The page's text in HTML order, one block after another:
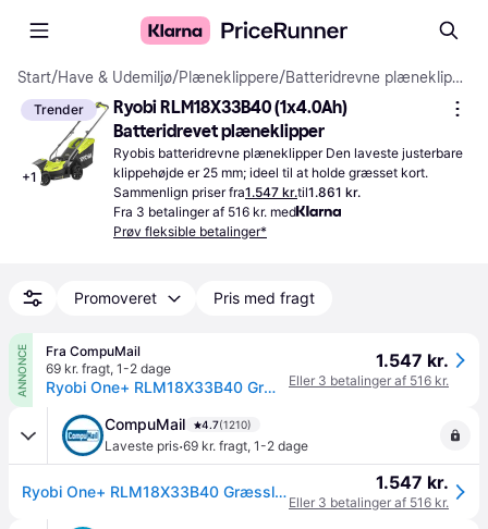
Start/Have & Udemiljø/Plæneklippere/ Batteridrevne plæneklippere
Trender
+1
Ryobi RLM18X33B40 (1x4.0Ah)
Batteridrevet plæneklipper
Ryobis batteridrevne plæneklipper Den laveste justerbare
klippehøjde er 25 mm; ideel til at holde græsset kort.
Sammenlign priser fra1.547 kr.til1.861 kr.
Fra 3 betalinger af 516 kr. med
Prøv fleksible betalinger*
Promoveret Pris med fragt
ANNONCE
Fra CompuMail
69 kr. fragt, 1-2 dage
Ryobi One+ RLM18X33B40 Græsslåmaskine Elektrisk 33 cm Skærebredde --> På lager, levering hos dig 10-08-2026
1.547 kr.
Eller 3 betalinger af 516 kr.
CompuMail 4.7(1210)
Laveste pris·69 kr. fragt, 1-2 dage
Ryobi One+ RLM18X33B40 Græsslåmaskine Elektrisk 33 cm Skærebredde --> På lager, levering hos dig 10-08-2026 1.547 kr.
Eller 3 betalinger af 516 kr.